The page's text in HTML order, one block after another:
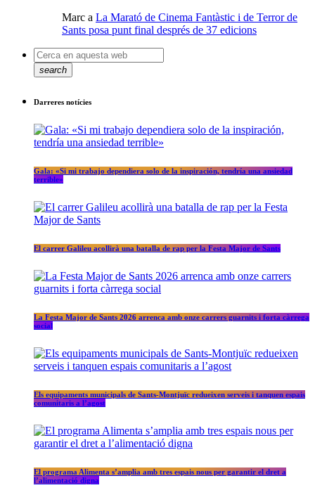
Marc a La Marató de Cinema Fantàstic i de Terror de
Sants posa punt final després de 37 edicions
search
Darreres notícies
Gala: «Si mi trabajo dependiera solo de la inspiración, tendría una ansiedad
terrible»
El carrer Galileu acollirà una batalla de rap per la Festa Major de Sants
La Festa Major de Sants 2026 arrenca amb onze carrers guarnits i forta càrrega
social
Els equipaments municipals de Sants-Montjuïc redueixen serveis i tanquen espais
comunitaris a l’agost
El programa Alimenta s’amplia amb tres espais nous per garantir el dret a
l’alimentació digna